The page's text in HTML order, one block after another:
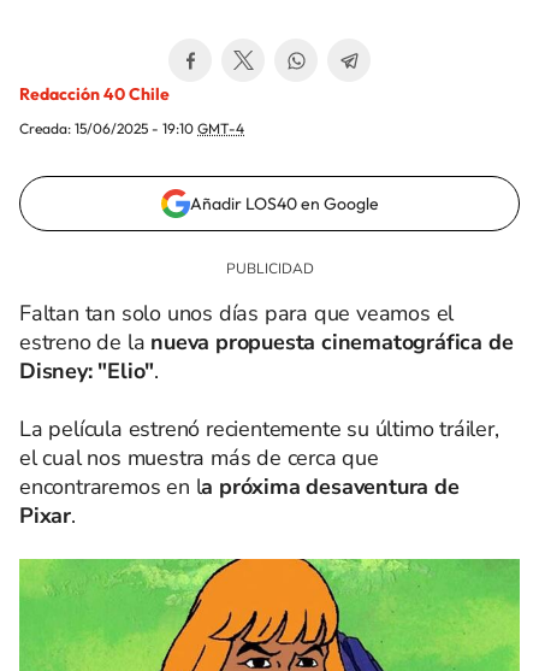
Redacción 40 Chile
Creada: 15/06/2025 - 19:10 GMT-4
Añadir LOS40 en Google
Faltan tan solo unos días para que veamos el
estreno de la nueva propuesta cinematográfica de
Disney: "Elio".
La película estrenó recientemente su último tráiler,
el cual nos muestra más de cerca que
encontraremos en la próxima desaventura de
Pixar.